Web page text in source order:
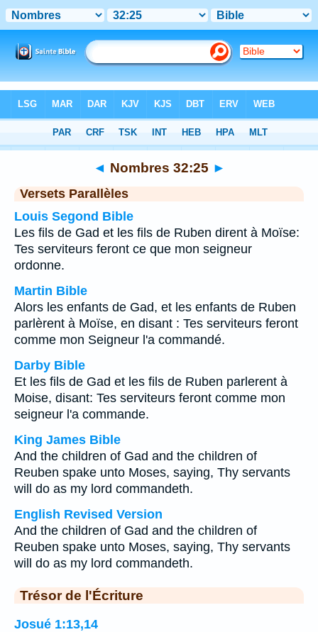
Chapitre 32> Verset 25
◄ Nombres 32:25 ►
Versets Parallèles
Louis Segond Bible
Les fils de Gad et les fils de Ruben dirent à Moïse:
Tes serviteurs feront ce que mon seigneur
ordonne.
Martin Bible
Alors les enfants de Gad, et les enfants de Ruben
parlèrent à Moïse, en disant : Tes serviteurs feront
comme mon Seigneur l'a commandé.
Darby Bible
Et les fils de Gad et les fils de Ruben parlerent à
Moise, disant: Tes serviteurs feront comme mon
seigneur l'a commande.
King James Bible
And the children of Gad and the children of
Reuben spake unto Moses, saying, Thy servants
will do as my lord commandeth.
English Revised Version
And the children of Gad and the children of
Reuben spake unto Moses, saying, Thy servants
will do as my lord commandeth.
Trésor de l'Écriture
Josué 1:13,14